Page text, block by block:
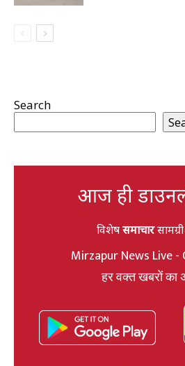
Search
आज ही
विशेषसमाचार
Mirzapur News Live -
हर वक्त खबरों